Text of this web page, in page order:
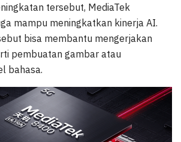
tersebut, MediaTek
mampu meningkatkan kinerja AI.
bisa membantu mengerjakan
pembuatan gambar atau
bahasa.